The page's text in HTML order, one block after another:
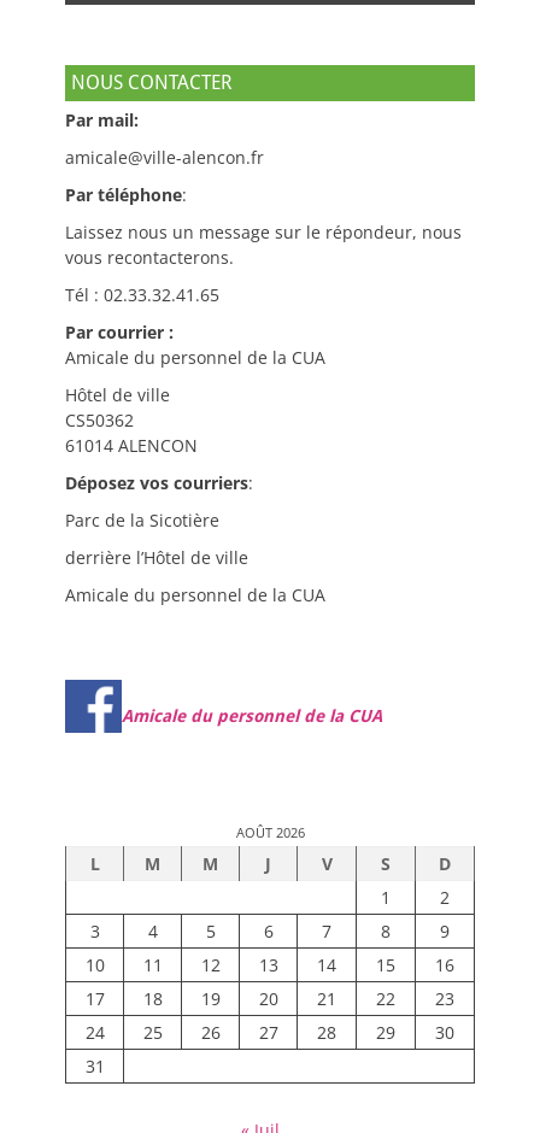
NOUS CONTACTER
Par mail:
amicale@ville-alencon.fr
Par téléphone:
Laissez nous un message sur le répondeur, nous
vous recontacterons.
Tél : 02.33.32.41.65
Par courrier :
Amicale du personnel de la CUA
Hôtel de ville
CS50362
61014 ALENCON
Déposez vos courriers:
Parc de la Sicotière
derrière l’Hôtel de ville
Amicale du personnel de la CUA
Amicale du personnel de la CUA
AOÛT 2026
L M M J V S
D
1
2
3
4 5 6 7 8
9
10
11 12 13 14 15
16
17
18 19 20 21 22
23
24
25 26 27 28 29
30
31